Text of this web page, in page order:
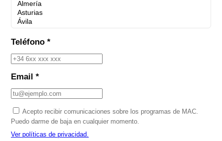
Teléfono *
Email *
Acepto recibir comunicaciones sobre los programas de MAC.
Puedo darme de baja en cualquier momento.
Ver políticas de privacidad.